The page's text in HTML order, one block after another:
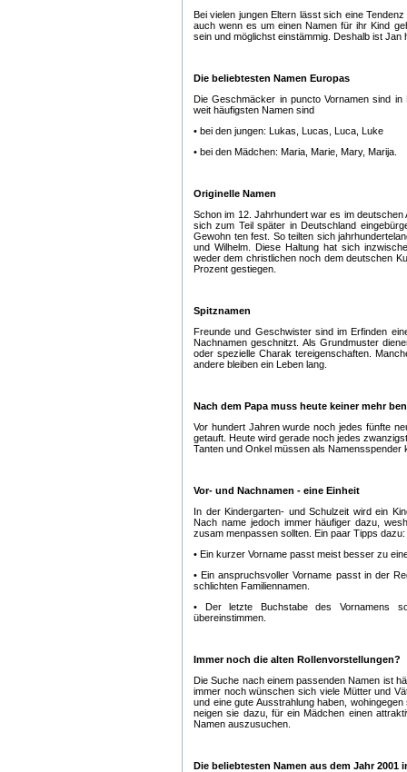
Bei vielen jungen Eltern lässt sich eine
auch wenn es um einen Namen für ihr Kind
sein und möglichst einstämmig. Deshalb ist
Die beliebtesten Namen Europas
Die Geschmäcker in puncto Vornamen sind
weit häufigsten Namen sind
• bei den jungen: Lukas, Lucas, Luca, Luke
• bei den Mädchen: Maria, Marie, Mary, Marija.
Originelle Namen
Schon im 12. Jahrhundert war es im
sich zum Teil später in Deutschland
Gewohn ten fest. So teilten sich
und Wilhelm. Diese Haltung hat sich
weder dem christlichen noch dem deutschen
Prozent gestiegen.
Spitznamen
Freunde und Geschwister sind im Erfinden
Nachnamen geschnitzt. Als Grundmuster
oder spezielle Charak tereigenschaften.
andere bleiben ein Leben lang.
Nach dem Papa muss heute keiner mehr
Vor hundert Jahren wurde noch jedes fünfte
getauft. Heute wird gerade noch jedes
Tanten und Onkel müssen als Namensspender
Vor- und Nachnamen - eine Einheit
In der Kindergarten- und Schulzeit wird ein
Nach name jedoch immer häufiger dazu,
zusam menpassen sollten. Ein paar Tipps dazu:
• Ein kurzer Vorname passt meist besser zu
• Ein anspruchsvoller Vorname passt in der
schlichten Familiennamen.
• Der letzte Buchstabe des Vornamens
übereinstimmen.
Immer noch die alten Rollenvorstellungen?
Die Suche nach einem passenden Namen ist
immer noch wünschen sich viele Mütter und
und eine gute Ausstrahlung haben,
neigen sie dazu, für ein Mädchen einen
Namen auszusuchen.
Die beliebtesten Namen aus dem Jahr 2001